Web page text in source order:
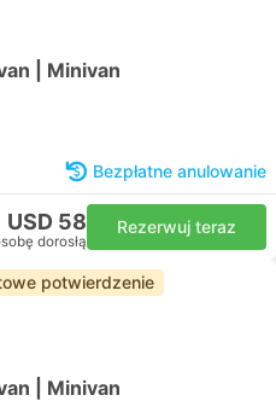
| Minivan
Bezpłatne anulowanie
USD 58
dorosłą
Rezerwuj teraz
potwierdzenie
| Minivan